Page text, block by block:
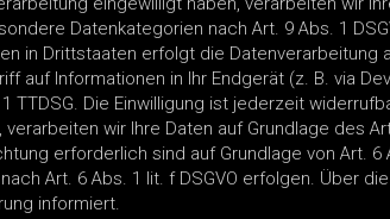
Datenkategorien nach Art. 9 Abs. 1
in Drittstaaten erfolgt die Datenverarbeitung
auf Informationen in Ihr Endgerät (z. B. via
TTDSG. Die Einwilligung ist jederzeit
wir Ihre Daten auf Grundlage des
erforderlich sind auf Grundlage von Art.
Art. 6 Abs. 1 lit. f DSGVO erfolgen. Über
informiert.